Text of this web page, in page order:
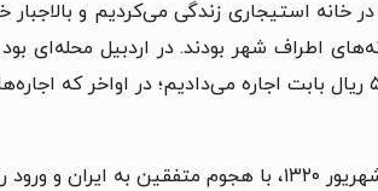
استیجاری زندگی می‌کردیم و بالاجبار
اطراف شهر بودند. در اردبیل محله‌ای بود
این وضع برای ما حدود ۴ـ۵ سال طول کشید تا اینکه جنگ بین‌الملل دوم شروع شد.